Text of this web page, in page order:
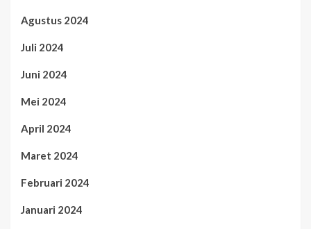
Agustus 2024
Juli 2024
Juni 2024
Mei 2024
April 2024
Maret 2024
Februari 2024
Januari 2024